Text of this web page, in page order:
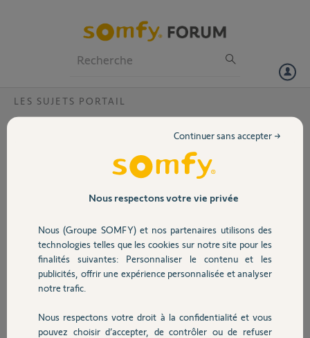
Volet
Sécurité
Domotique
Chauffage
LES SUJETS PORTAIL
Problème cremaillere sur Freevia 400
j'ai acheté un kit pour portail coulissant Freevia 400 connecté.
possible d'échanger les crémaillères pour des crémaillères adaptées
Merci par avance
Domitille J.
il y a plus de 3 ans
Participer au fil de discussion
Nous respectons votre vie privée
Nous (Groupe SOMFY) et nos partenaires utilisons des
technologies telles que les cookies sur notre site pour les
finalités suivantes: Personnaliser le contenu et les
publicités, offrir une expérience personnalisée et analyser
notre trafic.
Nous respectons votre droit à la confidentialité et vous
pouvez choisir d’accepter, de contrôler ou de refuser
Continuer sans accepter →